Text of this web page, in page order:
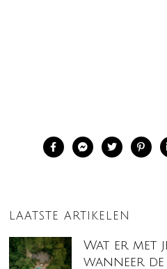
LAATSTE ARTIKELEN
Wat er met
wanneer de